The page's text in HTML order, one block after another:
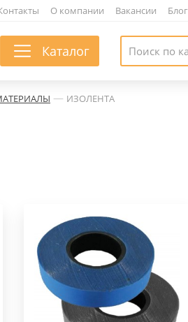
О компании Вакансии Блог
Каталог
— ИЗОЛЕНТА